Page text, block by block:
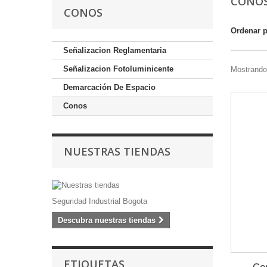
CONOS
Señalizacion Reglamentaria
Señalizacion Fotoluminicente
Demarcación De Espacio
Conos
NUESTRAS TIENDAS
Seguridad Industrial Bogota
Descubra nuestras tiendas
ETIQUETAS
Ordenar